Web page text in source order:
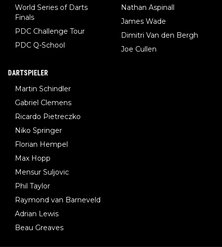
World Series of Darts
Finals
PDC Challenge Tour
PDC Q-School
Nathan Aspinall
James Wade
Dimitri Van den Bergh
Joe Cullen
DARTSPIELER
Martin Schindler
Gabriel Clemens
Ricardo Pietreczko
Niko Springer
Florian Hempel
Max Hopp
Mensur Suljovic
Phil Taylor
Raymond van Barneveld
Adrian Lewis
Beau Greaves